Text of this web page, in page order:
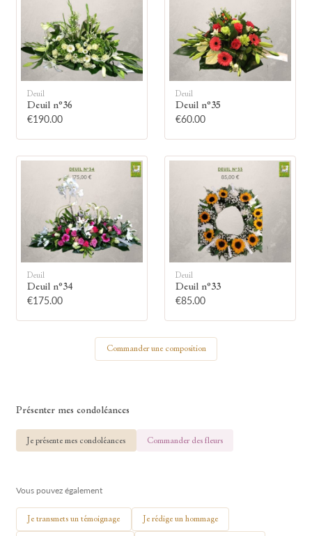
Allumez une bougie
Montrez votre soutien à la famille en
allumant symboliquement une bougie.
Votre prénom
Deuil
Deuil n°36
€190.00
Deuil
Deuil n°35
€60.00
Deuil
Deuil n°34
€175.00
Deuil
Deuil n°33
€85.00
Commander une composition
Présenter mes condoléances
Je présente mes condoléances Commander des fleurs
Vous pouvez également
Je transmets un témoignage Je rédige un hommage